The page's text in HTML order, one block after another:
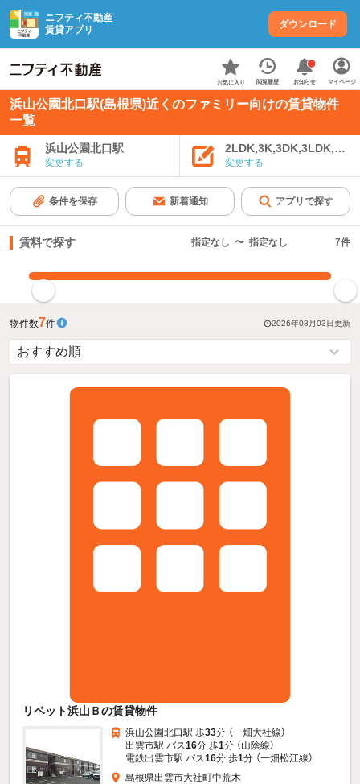
ニフティ不動産
賃貸アプリ
ダウンロード
お気に入り 閲覧履歴 お知らせ マイページ
浜山公園北口駅(島根県)近くのファミリー向けの賃貸物件
一覧
浜山公園北口駅
変更する 変更する
条件を保存 新着通知 アプリで探す
賃料で探す 指定なし 〜 指定なし 7件
物件数7件 2026年08月03日更新
リベット浜山Ｂの賃貸物件
浜山公園北口駅 歩33分 （一畑大社線）
出雲市駅 バス16分 歩1分 （山陰線）
電鉄出雲市駅 バス16分 歩1分 （一畑松江線）
島根県出雲市大社町中荒木